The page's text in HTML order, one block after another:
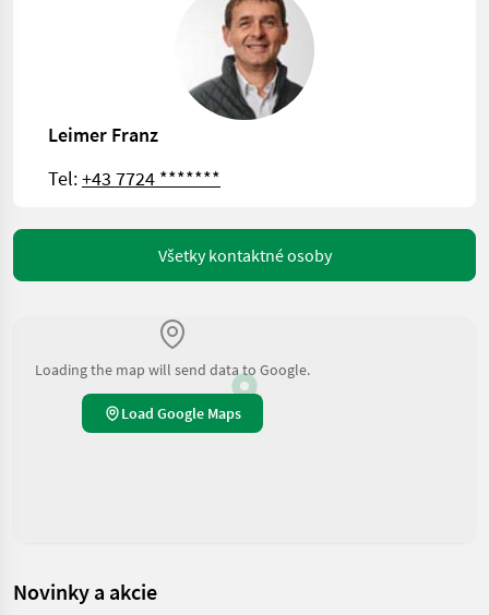
Leimer Franz
Tel:+43 7724 *******
Všetky kontaktné osoby
Loading the map will send data to Google.
Load Google Maps
Novinky a akcie